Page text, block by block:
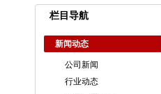
栏目导航
新闻动态
公司新闻
行业动态